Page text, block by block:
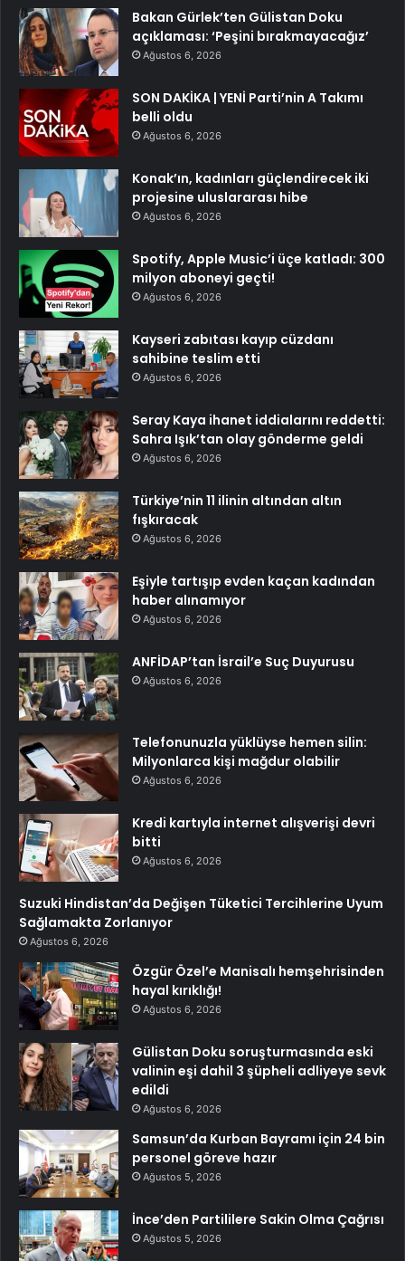
Bakan Gürlek’ten Gülistan Doku
açıklaması: ‘Peşini bırakmayacağız’
Ağustos 6, 2026
SON DAKİKA | YENİ Parti’nin A Takımı
belli oldu
Ağustos 6, 2026
Konak’ın, kadınları güçlendirecek iki
projesine uluslararası hibe
Ağustos 6, 2026
Spotify, Apple Music’i üçe katladı: 300
milyon aboneyi geçti!
Ağustos 6, 2026
Kayseri zabıtası kayıp cüzdanı
sahibine teslim etti
Ağustos 6, 2026
Seray Kaya ihanet iddialarını reddetti:
Sahra Işık’tan olay gönderme geldi
Ağustos 6, 2026
Türkiye’nin 11 ilinin altından altın
fışkıracak
Ağustos 6, 2026
Eşiyle tartışıp evden kaçan kadından
haber alınamıyor
Ağustos 6, 2026
ANFİDAP’tan İsrail’e Suç Duyurusu
Ağustos 6, 2026
Telefonunuzla yüklüyse hemen silin:
Milyonlarca kişi mağdur olabilir
Ağustos 6, 2026
Kredi kartıyla internet alışverişi devri
bitti
Ağustos 6, 2026
Suzuki Hindistan’da Değişen Tüketici Tercihlerine Uyum
Sağlamakta Zorlanıyor
Ağustos 6, 2026
Özgür Özel’e Manisalı hemşehrisinden
hayal kırıklığı!
Ağustos 6, 2026
Gülistan Doku soruşturmasında eski
valinin eşi dahil 3 şüpheli adliyeye sevk
edildi
Ağustos 6, 2026
Samsun’da Kurban Bayramı için 24 bin
personel göreve hazır
Ağustos 5, 2026
İnce’den Partililere Sakin Olma Çağrısı
Ağustos 5, 2026